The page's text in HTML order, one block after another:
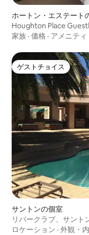
ホートン・エステート
Houghton Place
家族 · 価格 · アメニテ
ゲストチョイス
ゲストチョイス
サントンの個室
リバークラブ、サント
ロケーション · 外観・